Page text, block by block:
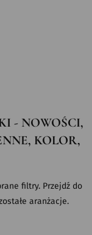
- NOWOŚCI,
KOLOR,
filtry. Przejdź do
aranżacje.